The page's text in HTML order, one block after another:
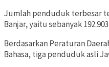
Jumlah penduduk terbesar
Banjar, yaitu sebanyak
Berdasarkan Peraturan
Bahasa, tiga penduduk asli